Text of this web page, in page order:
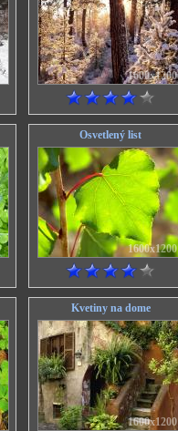
1600x1200
Osvetlený list
1600x1200
Kvetiny na dome
1600x1200